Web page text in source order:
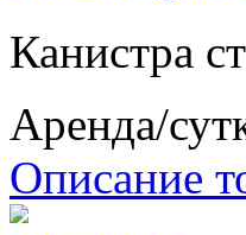
Канистра
Аренда/
Описание